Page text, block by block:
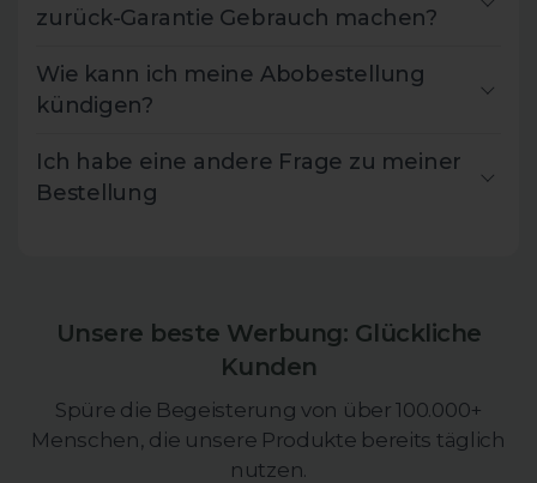
zurück-Garantie Gebrauch machen?
Wie kann ich meine Abobestellung
kündigen?
Ich habe eine andere Frage zu meiner
Bestellung
Unsere beste Werbung: Glückliche
Kunden
Spüre die Begeisterung von über 100.000+
Menschen, die unsere Produkte bereits täglich
nutzen.